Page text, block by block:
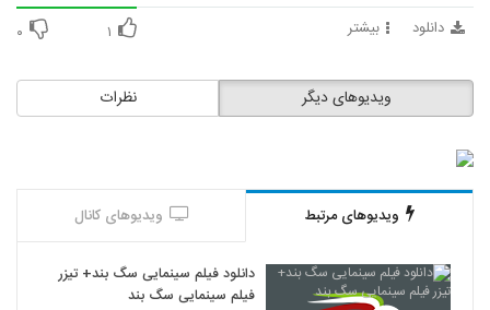
دانلود بیشتر ۱ ۰
نظرات ویدیوهای دیگر
ویدیوهای مرتبط ویدیوهای کانال
دانلود فیلم سینمایی سگ بند+ تیزر
فیلم سینمایی سگ بند